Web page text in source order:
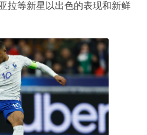
拉等新星以出色的表现和新鲜